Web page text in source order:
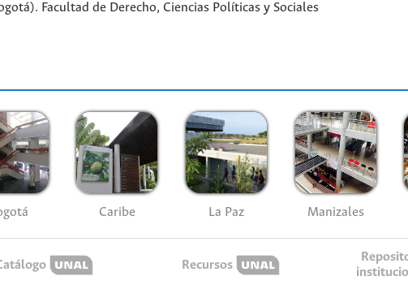
Facultad de Derecho, Ciencias Políticas y Sociales
Caribe La Paz Manizales
Recursos